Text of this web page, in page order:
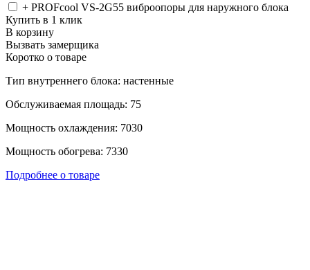
+ PROFcool VS-2G55 виброопоры для наружного блока
Купить в 1 клик
В корзину
Вызвать замерщика
Коротко о товаре
Тип внутреннего блока: настенные
Обслуживаемая площадь: 75
Мощность охлаждения: 7030
Мощность обогрева: 7330
Подробнее о товаре